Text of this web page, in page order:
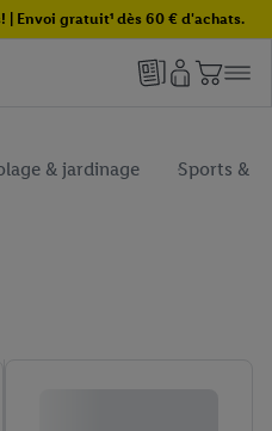
Envoi gratuit¹ dès 60 € d'achats.
& jardinage Sports &